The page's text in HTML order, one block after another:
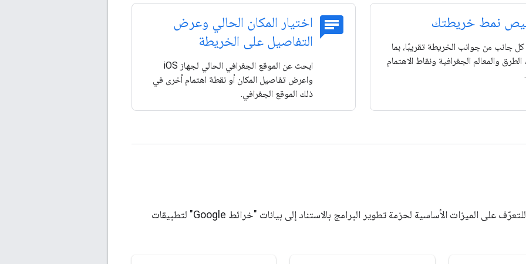
نمط خريطتك
من جوانب الخريطة تقريبًا، بما
والمعالم الجغرافية ونقاط الاهتمام
chat
اختيار المكان الحالي وعرض
التفاصيل على الخريطة
ابحث عن الموقع الجغرافي الحالي لجهاز iOS
واعرض تفاصيل المكان أو نقطة اهتمام أخرى في
ذلك الموقع الجغرافي.
تصفح المستندات للتعرّف على الميزات الأساسية لحزمة تطوير البرامج بالاستناد إلى بيانات "خرائط Google" لتطبيقات